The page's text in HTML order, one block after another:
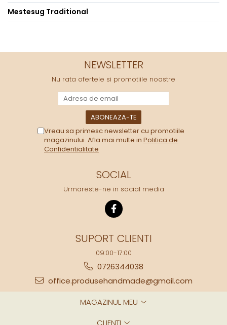
Mestesug Traditional
NEWSLETTER
Nu rata ofertele si promotiile noastre
Vreau sa primesc newsletter cu promotiile
magazinului. Afla mai multe in Politica de
Confidentialitate
SOCIAL
Urmareste-ne in social media
SUPORT CLIENTI
09:00-17:00
0726344038
office.produsehandmade@gmail.com
MAGAZINUL MEU